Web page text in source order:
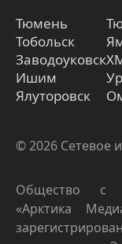
Тюмень
Тобольск
Заводоуковск
Ишим
Ялуторовск
© 2026 Сетевое
Общество с
«Арктика